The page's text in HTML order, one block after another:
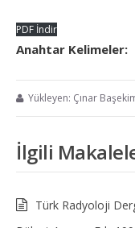
PDF İndir
Anahtar Kelimeler:
Yükleyen: Çınar
İlgili
Türk Radyoloji